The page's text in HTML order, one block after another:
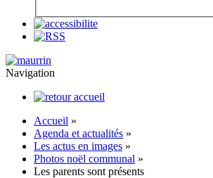
Navigation
Accueil »
Agenda et actualités »
Les actus en images »
Photos noël communal »
Les parents sont présents